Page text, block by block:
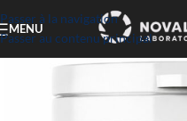
Passer à la navigation
Passer au contenu principal
MENU